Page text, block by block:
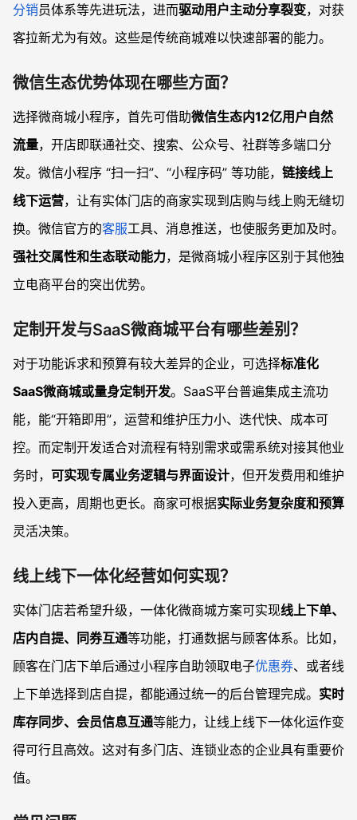
分销员体系等先进玩法，进而驱动用户主动分享裂变，对获
客拉新尤为有效。这些是传统商城难以快速部署的能力。
微信生态优势体现在哪些方面？
选择微商城小程序，首先可借助微信生态内12亿用户自然
流量，开店即联通社交、搜索、公众号、社群等多端口分
发。微信小程序 “扫一扫”、“小程序码” 等功能， 链接线上
线下运营，让有实体门店的商家实现到店购与线上购无缝切
换。微信官方的客服工具、消息推送，也使服务更加及时。
强社交属性和生态联动能力，是微商城小程序区别于其他独
立电商平台的突出优势。
定制开发与SaaS微商城平台有哪些差别？
对于功能诉求和预算有较大差异的企业，可选择标准化
SaaS微商城或量身定制开发。SaaS平台普遍集成主流功
能，能“开箱即用”，运营和维护压力小、迭代快、成本可
控。而定制开发适合对流程有特别需求或需系统对接其他业
务时， 可实现专属业务逻辑与界面设计，但开发费用和维护
投入更高，周期也更长。商家可根据实际业务复杂度和预算
灵活决策。
线上线下一体化经营如何实现？
实体门店若希望升级，一体化微商城方案可实现线上下单、
店内自提、同券互通等功能，打通数据与顾客体系。比如，
顾客在门店下单后通过小程序自助领取电子优惠券、或者线
上下单选择到店自提，都能通过统一的后台管理完成。 实时
库存同步、会员信息互通等能力，让线上线下一体化运作变
得可行且高效。这对有多门店、连锁业态的企业具有重要价
值。